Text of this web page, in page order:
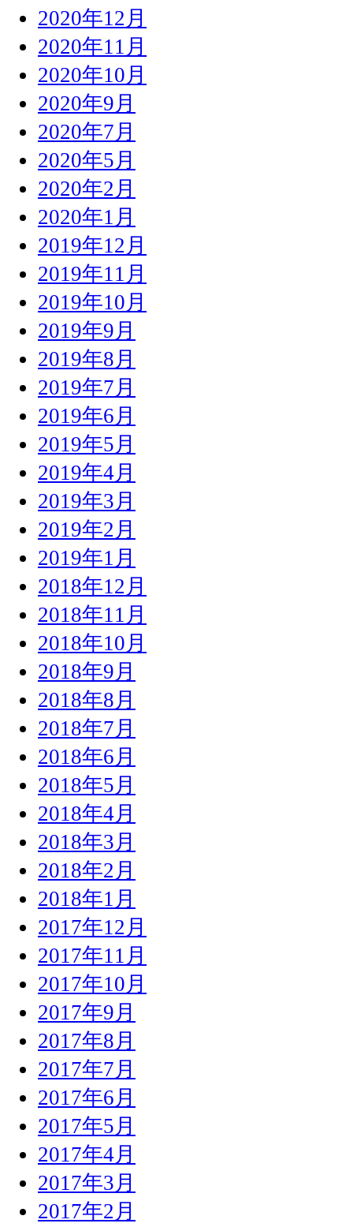
2020年12月
2020年11月
2020年10月
2020年9月
2020年7月
2020年5月
2020年2月
2020年1月
2019年12月
2019年11月
2019年10月
2019年9月
2019年8月
2019年7月
2019年6月
2019年5月
2019年4月
2019年3月
2019年2月
2019年1月
2018年12月
2018年11月
2018年10月
2018年9月
2018年8月
2018年7月
2018年6月
2018年5月
2018年4月
2018年3月
2018年2月
2018年1月
2017年12月
2017年11月
2017年10月
2017年9月
2017年8月
2017年7月
2017年6月
2017年5月
2017年4月
2017年3月
2017年2月